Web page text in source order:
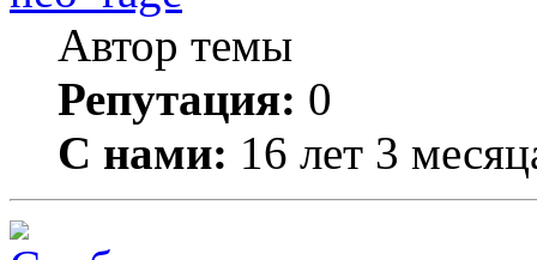
Автор темы
Репутация: 0
С нами: 16 лет 3